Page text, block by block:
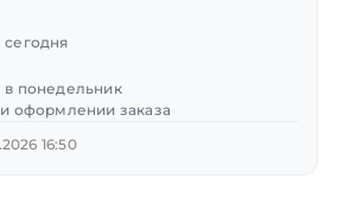
сегодня
в понедельник
оформлении заказа
16:50